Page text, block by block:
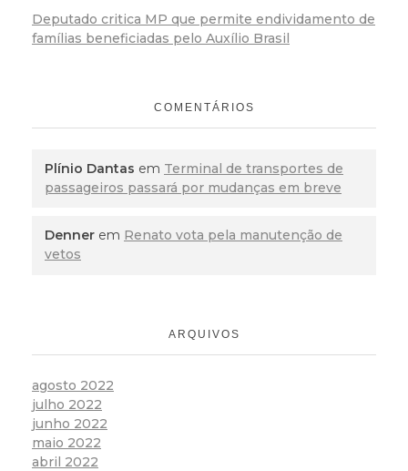
Deputado critica MP que permite endividamento de
famílias beneficiadas pelo Auxílio Brasil
COMENTÁRIOS
Plínio Dantas em Terminal de transportes de
passageiros passará por mudanças em breve
Denner em Renato vota pela manutenção de
vetos
ARQUIVOS
agosto 2022
julho 2022
junho 2022
maio 2022
abril 2022